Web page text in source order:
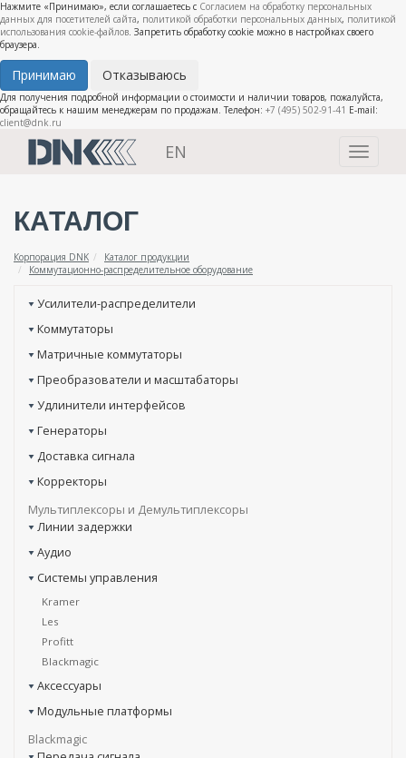
Нажмите «Принимаю», если соглашаетесь с Согласием на обработку персональных
данных для посетителей сайта, политикой обработки персональных данных, политикой
использования cookie-файлов. Запретить обработку cookie можно в настройках своего
браузера.
Принимаю Отказываюсь
Для получения подробной информации о стоимости и наличии товаров, пожалуйста,
обращайтесь к нашим менеджерам по продажам. Телефон: +7 (495) 502-91-41 E-mail:
client@dnk.ru
Toggle
EN
КАТАЛОГ
Корпорация DNK
Каталог продукции
Коммутационно-распределительное оборудование
Усилители-распределители
Коммутаторы
Матричные коммутаторы
Преобразователи и масштабаторы
Удлинители интерфейсов
Генераторы
Доставка сигнала
Корректоры
Мультиплексоры и Демультиплексоры
Линии задержки
Аудио
Системы управления
Kramer
Les
Profitt
Blackmagic
Аксессуары
Модульные платформы
Blackmagic